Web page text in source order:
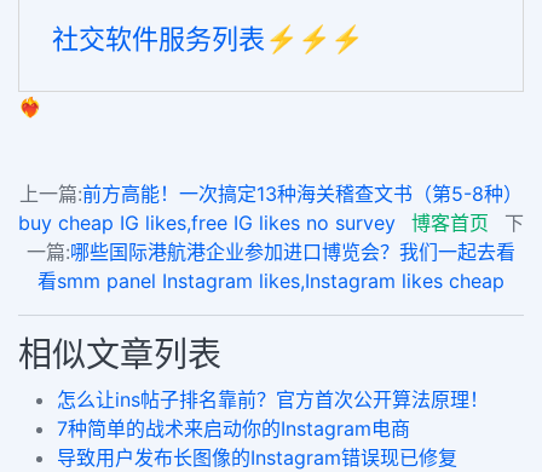
社交软件服务列表⚡️⚡️⚡️
❤️‍🔥
上一篇:前方高能！一次搞定13种海关稽查文书（第5-8种）
buy cheap IG likes,free IG likes no survey
博客首页
下
一篇:哪些国际港航港企业参加进口博览会？我们一起去看
看smm panel Instagram likes,Instagram likes cheap
相似文章列表
怎么让ins帖子排名靠前？官方首次公开算法原理！
7种简单的战术来启动你的Instagram电商
导致用户发布长图像的Instagram错误现已修复